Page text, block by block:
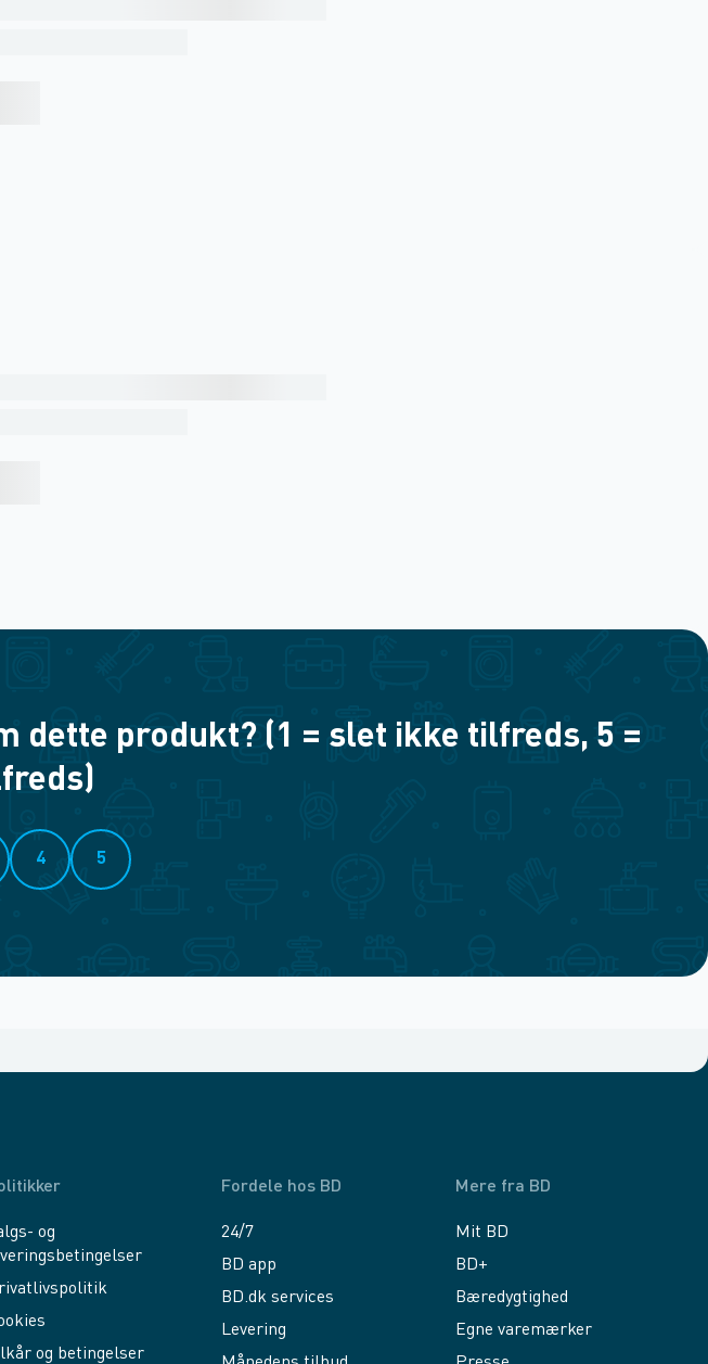
dette produkt? (1 = slet ikke tilfreds, 5 =
4 5
og
og betingelser
Fordele hos BD
24/7
BD app
BD.dk services
Levering
Mere fra BD
Mit BD
BD+
Bæredygtighed
Egne varemærker